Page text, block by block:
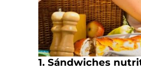
1. Sándwiches